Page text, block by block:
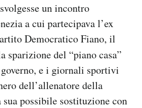
un incontro
a cui partecipava l’ex
Democratico Fiano, il
sparizione del “piano casa”
e i giornali sportivi
dell’allenatore della
sua possibile sostituzione con